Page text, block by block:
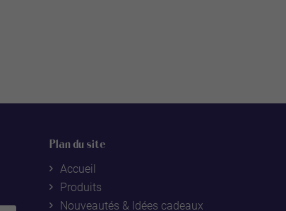
Plan du site
Accueil
Produits
Nouveautés & Idées cadeaux